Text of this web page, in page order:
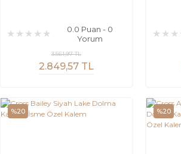
0.0 Puan - 0
Yorum
2.849,57 TL
3.561,97 TL
%20 %20